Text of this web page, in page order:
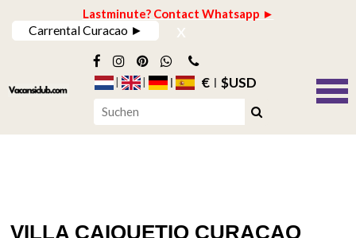
Lastminute? Contact Whatsapp ►
Carrental Curacao ► x
€ $USD
VILLA CAIQUETIO CURACAO